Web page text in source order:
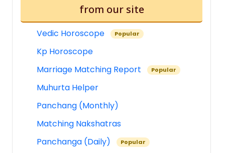
from our site
Vedic Horoscope Popular
Kp Horoscope
Marriage Matching Report
Popular
Muhurta Helper
Panchang (Monthly)
Matching Nakshatras
Panchanga (Daily)
Popular